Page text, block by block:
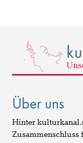
Über uns
Hinter